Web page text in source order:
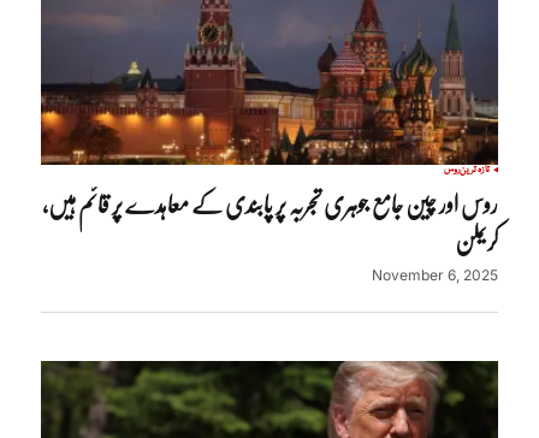
تازہ ترینروس
روس اور چین جامع جوہری تجربہ پر پابندی کے معاہدے پر قائم ہیں،
کریملن
November 6, 2025